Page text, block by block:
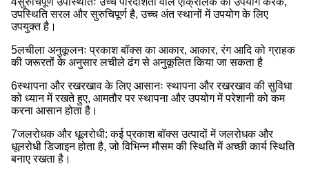
उपस्थिति सरल और सुरुचिपूर्ण है, उच्च अंत स्थानों में उपयोग के लिए
उपयुक्त है।
5लचीला अनुकूलनः प्रकाश बॉक्स का आकार, आकार, रंग आदि को ग्राहक
की जरूरतों के अनुसार लचीले ढंग से अनुकूलित किया जा सकता है
6स्थापना और रखरखाव के लिए आसानः स्थापना और रखरखाव की सुविधा
को ध्यान में रखते हुए, आमतौर पर स्थापना और उपयोग में परेशानी को कम
करना आसान होता है।
7जलरोधक और धूलरोधी: कई प्रकाश बॉक्स उत्पादों में जलरोधक और
धूलरोधी डिजाइन होता है, जो विभिन्न मौसम की स्थिति में अच्छी कार्य स्थिति
बनाए रखता है।